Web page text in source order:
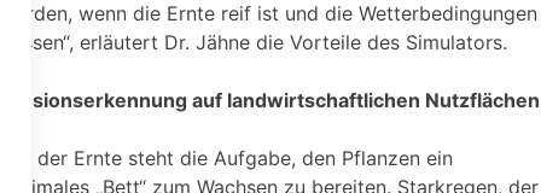
werden, wenn die Ernte reif ist und die Wetterbedingungen
passen“, erläutert Dr. Jähne die Vorteile des Simulators.
Erosionserkennung auf landwirtschaftlichen Nutzflächen
Vor der Ernte steht die Aufgabe, den Pflanzen ein
optimales „Bett“ zum Wachsen zu bereiten. Starkregen, der